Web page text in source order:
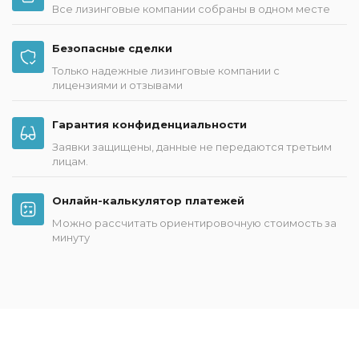
Все лизинговые компании собраны в одном месте
Безопасные сделки
Только надежные лизинговые компании с
лицензиями и отзывами
Гарантия конфиденциальности
Заявки защищены, данные не передаются третьим
лицам.
Онлайн-калькулятор платежей
Можно рассчитать ориентировочную стоимость за
минуту